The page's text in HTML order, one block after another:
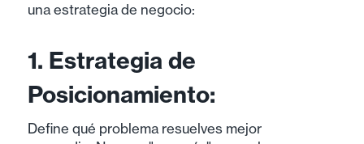
una estrategia de negocio:
1. Estrategia de
Posicionamiento:
Define qué problema resuelves mejor